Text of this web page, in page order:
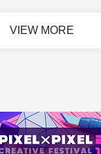
VIEW MORE